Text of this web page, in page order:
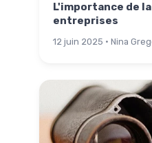
L'importance de
entreprises
12 juin 2025 · Nina